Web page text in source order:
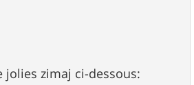
jolies zimaj ci-dessous: